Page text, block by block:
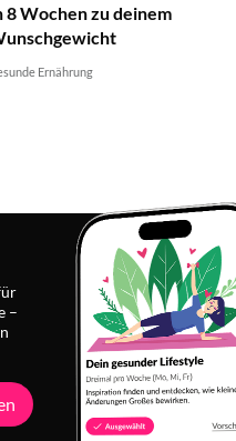
8 Wochen zu deinem
Ernährung
–